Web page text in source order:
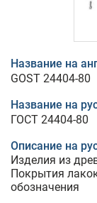
Название на
GOST 24404-80
Название на
ГОСТ 24404-80
Описание на
Изделия из
Покрытия
обозначения